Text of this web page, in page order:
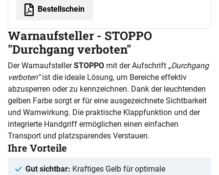
Bestellschein
Warnaufsteller - STOPPO
"Durchgang verboten"
Der WarnaufstellerSTOPPO mit der Aufschrift „Durchgang
verboten“ist die ideale Lösung, um Bereiche effektiv
abzusperren oder zu kennzeichnen. Dank der leuchtenden
gelben Farbe sorgt er für eine ausgezeichnete Sichtbarkeit
und Warnwirkung. Die praktische Klappfunktion und der
integrierte Handgriff ermöglichen einen einfachen
Transport und platzsparendes Verstauen.
Ihre Vorteile
Gut sichtbar: Kraftiges Gelb für optimale